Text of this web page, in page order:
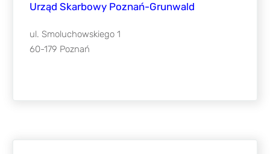
Urząd Skarbowy Poznań-Grunwald
ul. Smoluchowskiego 1
60-179 Poznań